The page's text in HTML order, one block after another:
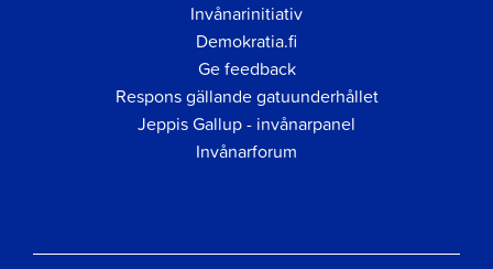
Invånarinitiativ
Demokratia.fi
Ge feedback
Respons gällande gatuunderhållet
Jeppis Gallup - invånarpanel
Invånarforum